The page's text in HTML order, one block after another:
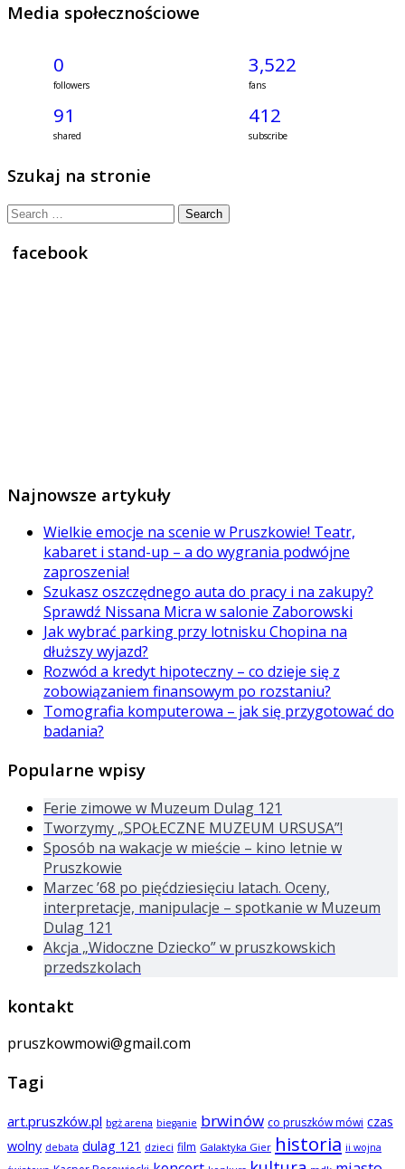
Media społecznościowe
0
followers
3,522
fans
91
shared
412
subscribe
Szukaj na stronie
Search
facebook
Najnowsze artykuły
Wielkie emocje na scenie w Pruszkowie! Teatr,
kabaret i stand-up – a do wygrania podwójne
zaproszenia!
Szukasz oszczędnego auta do pracy i na zakupy?
Sprawdź Nissana Micra w salonie Zaborowski
Jak wybrać parking przy lotnisku Chopina na
dłuższy wyjazd?
Rozwód a kredyt hipoteczny – co dzieje się z
zobowiązaniem finansowym po rozstaniu?
Tomografia komputerowa – jak się przygotować do
badania?
Popularne wpisy
Ferie zimowe w Muzeum Dulag 121
Tworzymy „SPOŁECZNE MUZEUM URSUSA”!
Sposób na wakacje w mieście – kino letnie w
Pruszkowie
Marzec ’68 po pięćdziesięciu latach. Oceny,
interpretacje, manipulacje – spotkanie w Muzeum
Dulag 121
Akcja „Widoczne Dziecko” w pruszkowskich
przedszkolach
kontakt
pruszkowmowi@gmail.com
Tagi
art.pruszków.pl bgż arena bieganie brwinów co pruszków mówi czas
wolny debata dulag 121 dzieci film Galaktyka Gier historia ii wojna